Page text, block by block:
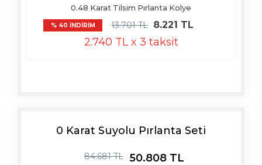
0.48 Karat Tilsim Pırlanta Kolye
% 40 İNDİRİM 13.701 TL 8.221 TL
2.740 TL x 3 taksit
0 Karat Suyolu Pırlanta Seti
84.681 TL 50.808 TL